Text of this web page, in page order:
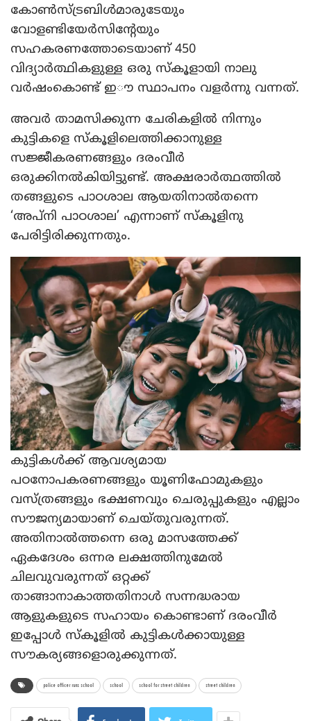
കോണ്‍സ്ട്രബിള്‍മാരുടേയും
വോളണ്ടിയേര്‍സിന്റേയും
സഹകരണത്തോടെയാണ് 450
വിദ്യാര്‍ത്ഥികളുള്ള ഒരു സ്‌കൂളായി നാലു
വര്‍ഷംകൊണ്ട് ഇൗ സ്ഥാപനം വളര്‍ന്നു വന്നത്.
അവര്‍ താമസിക്കുന്ന ചേരികളില്‍ നിന്നും
കുട്ടികളെ സ്‌കൂളിലെത്തിക്കാനുള്ള
സജ്ജീകരണങ്ങളും ദരംവീര്‍
ഒരുക്കിനല്‍കിയിട്ടുണ്ട്. അക്ഷരാര്‍ത്ഥത്തില്‍
തങ്ങളുടെ പാഠശാല ആയതിനാല്‍തന്നെ
‘അപ്‌നി പാഠശാല’ എന്നാണ് സ്‌കൂളിനു
പേരിട്ടിരിക്കുന്നതും.
കുട്ടികള്‍ക്ക് ആവശ്യമായ
പഠനോപകരണങ്ങളും യൂണിഫോമുകളും
വസ്ത്രങ്ങളും ഭക്ഷണവും ചെരുപ്പുകളും എല്ലാം
സൗജന്യമായാണ് ചെയ്തുവരുന്നത്.
അതിനാല്‍ത്തന്നെ ഒരു മാസത്തേക്ക്
ഏകദേശം ഒന്നര ലക്ഷത്തിനുമേല്‍
ചിലവുവരുന്നത് ഒറ്റക്ക്
താങ്ങാനാകാത്തതിനാള്‍ സന്നദ്ധരായ
ആളുകളുടെ സഹായം കൊണ്ടാണ് ദരംവീര്‍
ഇപ്പോള്‍ സ്‌കൂളില്‍ കുട്ടികള്‍ക്കായുള്ള
സൗകര്യങ്ങളൊരുക്കുന്നത്.
police officer runs school school school for street children street children